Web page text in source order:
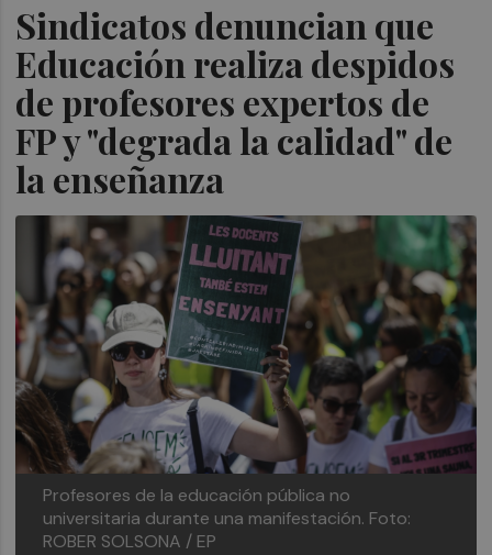
Sindicatos denuncian que
Educación realiza despidos
de profesores expertos de
FP y "degrada la calidad" de
la enseñanza
Profesores de la educación pública no
universitaria durante una manifestación. Foto:
ROBER SOLSONA / EP